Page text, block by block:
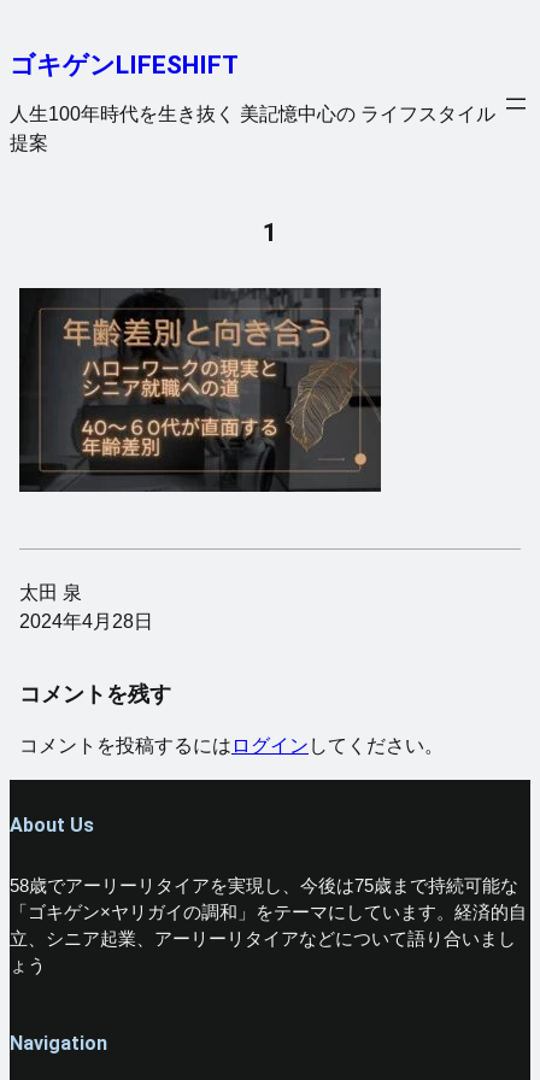
を
ス
キ
ゴキゲンLIFESHIFT
人生100年時代を生き抜く 美記憶中心の ライフスタイル
提案
1
太田 泉
2024年4月28日
コメントを残す
コメントを投稿するには ログイン してください。
About Us
58歳でアーリーリタイアを実現し、今後は75歳まで持続可能な
「ゴキゲン×ヤリガイの調和」をテーマにしています。経済的自
立、シニア起業、アーリーリタイアなどについて語り合いまし
ょう
Navigation